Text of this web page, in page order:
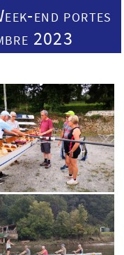
end portes
2023